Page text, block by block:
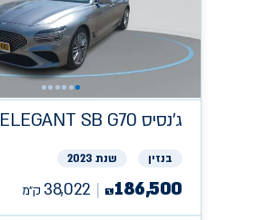
ג'נסיס ELEGANT SB G70
בנזין שנת 2023
₪186,500
38,022 ק״מ